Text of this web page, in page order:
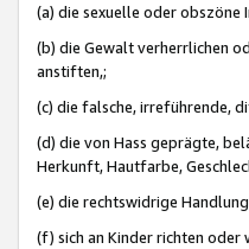
(a) die sexuelle oder
(b) die Gewalt verherrlichen
anstiften,;
(c) die falsche, irreführende,
(d) die von Hass geprägte,
Herkunft, Hautfarbe,
(e) die rechtswidrige
(f) sich an Kinder richten oder